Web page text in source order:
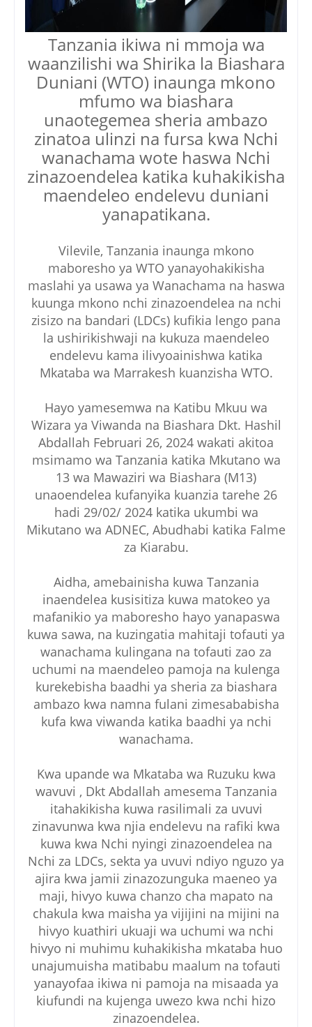
Tanzania ikiwa ni mmoja wa
waanzilishi wa Shirika la Biashara
Duniani (WTO) inaunga mkono
mfumo wa biashara
unaotegemea sheria ambazo
zinatoa ulinzi na fursa kwa Nchi
wanachama wote haswa Nchi
zinazoendelea katika kuhakikisha
maendeleo endelevu duniani
yanapatikana.
Vilevile, Tanzania inaunga mkono
maboresho ya WTO yanayohakikisha
maslahi ya usawa ya Wanachama na haswa
kuunga mkono nchi zinazoendelea na nchi
zisizo na bandari (LDCs) kufikia lengo pana
la ushirikishwaji na kukuza maendeleo
endelevu kama ilivyoainishwa katika
Mkataba wa Marrakesh kuanzisha WTO.
Hayo yamesemwa na Katibu Mkuu wa
Wizara ya Viwanda na Biashara Dkt. Hashil
Abdallah Februari 26, 2024 wakati akitoa
msimamo wa Tanzania katika Mkutano wa
13 wa Mawaziri wa Biashara (M13)
unaoendelea kufanyika kuanzia tarehe 26
hadi 29/02/ 2024 katika ukumbi wa
Mikutano wa ADNEC, Abudhabi katika Falme
za Kiarabu.
Aidha, amebainisha kuwa Tanzania
inaendelea kusisitiza kuwa matokeo ya
mafanikio ya maboresho hayo yanapaswa
kuwa sawa, na kuzingatia mahitaji tofauti ya
wanachama kulingana na tofauti zao za
uchumi na maendeleo pamoja na kulenga
kurekebisha baadhi ya sheria za biashara
ambazo kwa namna fulani zimesababisha
kufa kwa viwanda katika baadhi ya nchi
wanachama.
Kwa upande wa Mkataba wa Ruzuku kwa
wavuvi , Dkt Abdallah amesema Tanzania
itahakikisha kuwa rasilimali za uvuvi
zinavunwa kwa njia endelevu na rafiki kwa
kuwa kwa Nchi nyingi zinazoendelea na
Nchi za LDCs, sekta ya uvuvi ndiyo nguzo ya
ajira kwa jamii zinazozunguka maeneo ya
maji, hivyo kuwa chanzo cha mapato na
chakula kwa maisha ya vijijini na mijini na
hivyo kuathiri ukuaji wa uchumi wa nchi
hivyo ni muhimu kuhakikisha mkataba huo
unajumuisha matibabu maalum na tofauti
yanayofaa ikiwa ni pamoja na misaada ya
kiufundi na kujenga uwezo kwa nchi hizo
zinazoendelea.